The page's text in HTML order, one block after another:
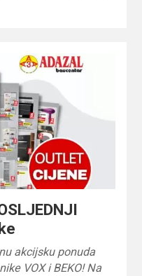
akcijsku ponuda
VOX i BEKO! Na